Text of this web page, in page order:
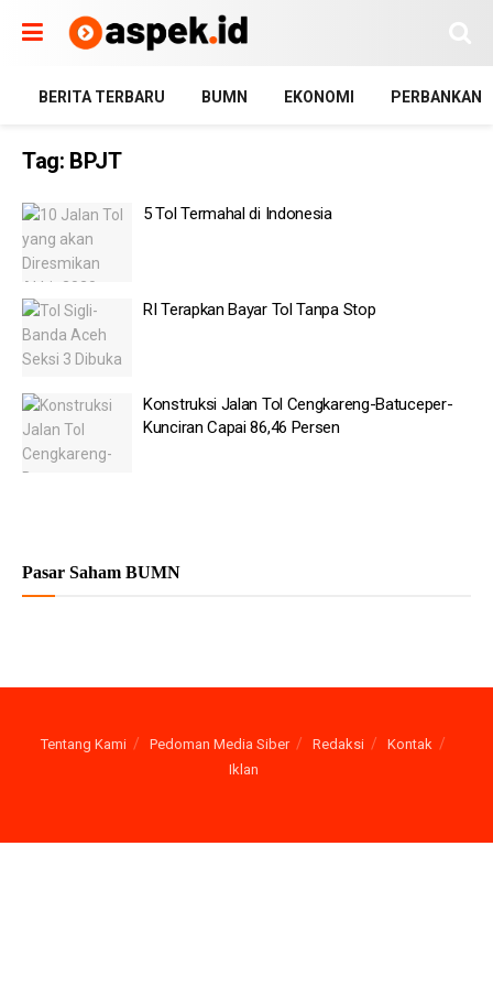
BERITA TERBARU BUMN EKONOMI PERBANKAN
Tag: BPJT
5 Tol Termahal di Indonesia
RI Terapkan Bayar Tol Tanpa Stop
Konstruksi Jalan Tol Cengkareng-Batuceper-
Kunciran Capai 86,46 Persen
Pasar Saham BUMN
Tentang Kami Pedoman Media Siber Redaksi
Kontak
Iklan